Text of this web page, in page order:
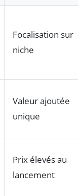
Focalisation sur
niche
Valeur ajoutée
unique
Prix élevés au
lancement